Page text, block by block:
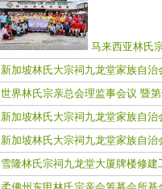
马来西亚林氏
新加坡林氏大宗祠九龙堂家族自
世界林氏宗亲总会理监事会议 暨
新加坡林氏大宗祠九龙堂家族自治
新加坡林氏大宗祠九龙堂家族自
雪隆林氏宗祠九龙堂大厦牌楼修建